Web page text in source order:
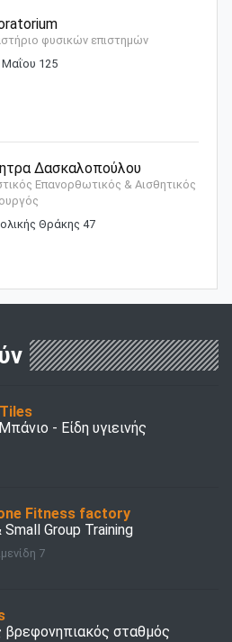
φυσικών επιστημών
Μαΐου 125
Δασκαλοπούλου
Επανορθωτικός & Αισθητικός
Θράκης 47
- Είδη υγιεινής
Fitness factory
Small Group Training
7
βρεφονηπιακός σταθμός